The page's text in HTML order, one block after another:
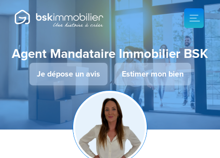
Agent Mandataire Immobilier BSK
Je dépose un avis Estimer mon bien